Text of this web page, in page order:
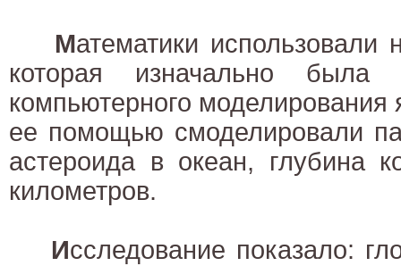
Математики
которая изначально была
компьютерного
ее помощью смоделировали
астероида в океан, глубина
километров.
Исследование показало: